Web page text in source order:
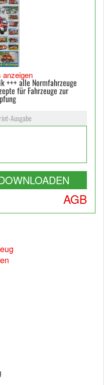
anzeigen
+++ alle Normfahrzeuge
für Fahrzeuge zur
Ausgabe
AGB